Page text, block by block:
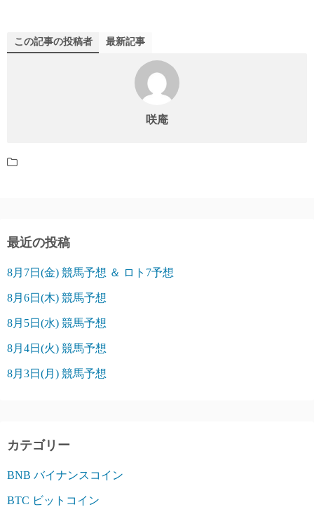
この記事の投稿者 最新記事
咲庵
最近の投稿
8月7日(金) 競馬予想 ＆ ロト7予想
8月6日(木) 競馬予想
8月5日(水) 競馬予想
8月4日(火) 競馬予想
8月3日(月) 競馬予想
カテゴリー
BNB バイナンスコイン
BTC ビットコイン